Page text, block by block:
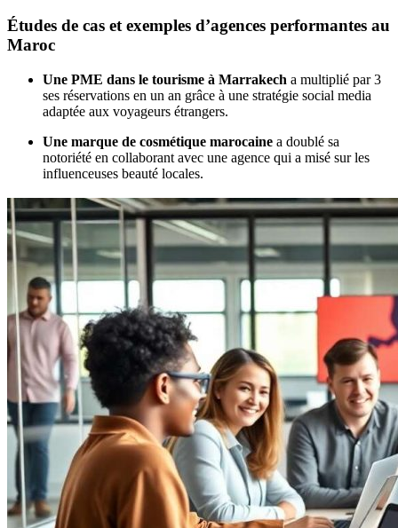
Études de cas et exemples d’agences performantes au
Maroc
Une PME dans le tourisme à Marrakech a multiplié par 3
ses réservations en un an grâce à une stratégie social media
adaptée aux voyageurs étrangers.
Une marque de cosmétique marocaine a doublé sa
notoriété en collaborant avec une agence qui a misé sur les
influenceuses beauté locales.